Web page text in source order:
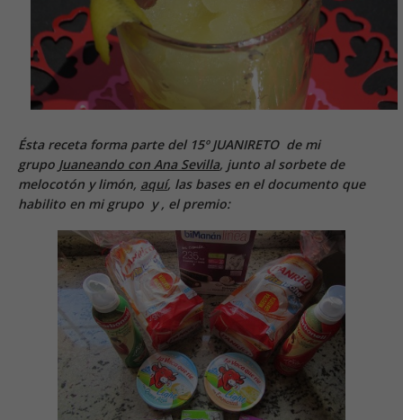
Ésta receta forma parte del 15º JUANIRETO de mi
grupo Juaneando con Ana Sevilla, junto al sorbete de
melocotón y limón, aquí, las bases en el documento que
habilito en mi grupo y , el premio: